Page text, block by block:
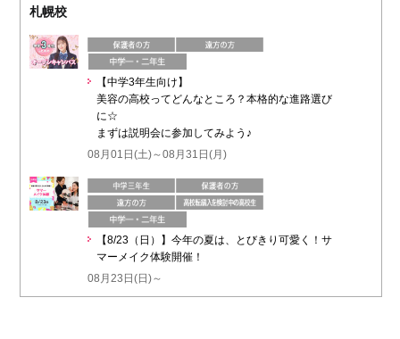
札幌校
【中学3年生向け】
美容の高校ってどんなところ？本格的な進路選び
に☆
まずは説明会に参加してみよう♪
08月01日(土)～08月31日(月)
【8/23（日）】今年の夏は、とびきり可愛く！サ
マーメイク体験開催！
08月23日(日)～